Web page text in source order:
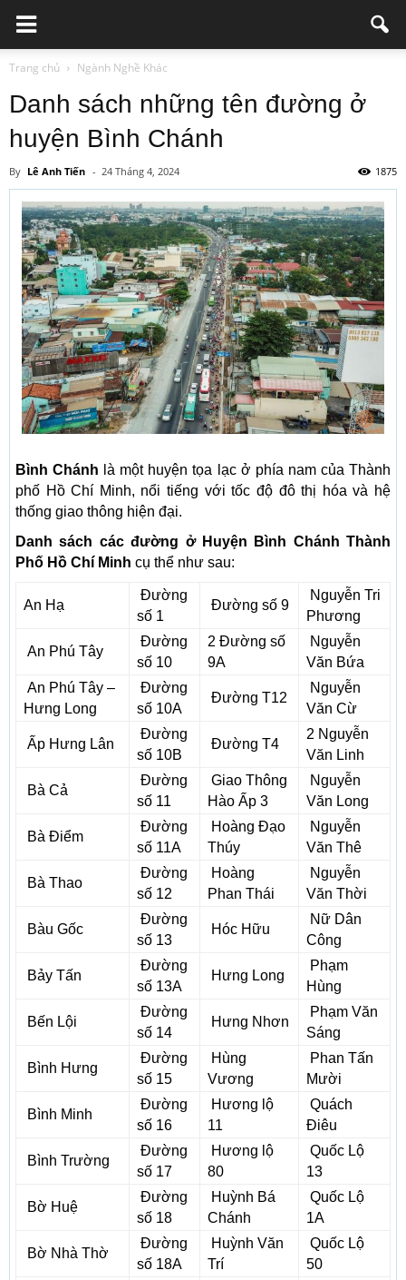
Trang chủ Ngành Nghề Khác
Danh sách những tên đường ở
huyện Bình Chánh
By Lê Anh Tiến - 24 Tháng 4, 2024 1875
Bình Chánh là một huyện tọa lạc ở phía nam của Thành
phố Hồ Chí Minh, nổi tiếng với tốc độ đô thị hóa và hệ
thống giao thông hiện đại.
Danh sách các đường ở Huyện Bình Chánh Thành
Phố Hồ Chí Minh cụ thể như sau:
An Hạ
Đường
số 1
Đường số 9
Nguyễn Tri
Phương
An Phú Tây
Đường
số 10
2 Đường số
9A
Nguyễn
Văn Bứa
An Phú Tây –
Hưng Long
Đường
số 10A
Đường T12
Nguyễn
Văn Cừ
Ấp Hưng Lân
Đường
số 10B
Đường T4
2 Nguyễn
Văn Linh
Bà Cả
Đường
số 11
Giao Thông
Hào Ấp 3
Nguyễn
Văn Long
Bà Điểm
Đường
số 11A
Hoàng Đạo
Thúy
Nguyễn
Văn Thê
Bà Thao
Đường
số 12
Hoàng
Phan Thái
Nguyễn
Văn Thời
Bàu Gốc
Đường
số 13
Hóc Hữu
Nữ Dân
Công
Bảy Tấn
Đường
số 13A
Hưng Long
Phạm
Hùng
Bến Lội
Đường
số 14
Hưng Nhơn
Phạm Văn
Sáng
Bình Hưng
Đường
số 15
Hùng
Vương
Phan Tấn
Mười
Bình Minh
Đường
số 16
Hương lộ
11
Quách
Điêu
Bình Trường
Đường
số 17
Hương lộ
80
Quốc Lộ
13
Bờ Huệ
Đường
số 18
Huỳnh Bá
Chánh
Quốc Lộ
1A
Bờ Nhà Thờ
Đường
số 18A
Huỳnh Văn
Trí
Quốc Lộ
50